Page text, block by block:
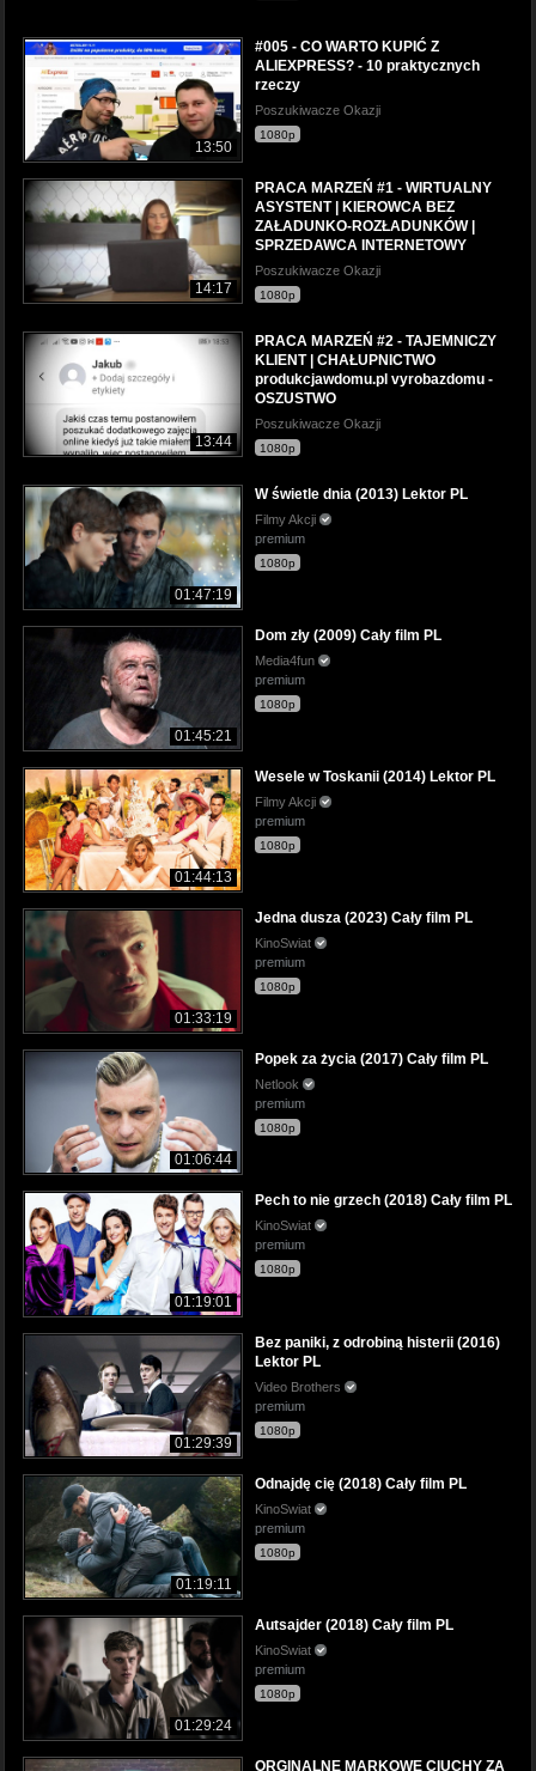
13:50
#005 - CO WARTO KUPIĆ Z
ALIEXPRESS? - 10 praktycznych
rzeczy
Poszukiwacze Okazji
1080p
14:17
PRACA MARZEŃ #1 - WIRTUALNY
ASYSTENT | KIEROWCA BEZ
ZAŁADUNKO-ROZŁADUNKÓW |
SPRZEDAWCA INTERNETOWY
Poszukiwacze Okazji
1080p
13:44
PRACA MARZEŃ #2 - TAJEMNICZY
KLIENT | CHAŁUPNICTWO
produkcjawdomu.pl vyrobazdomu -
OSZUSTWO
Poszukiwacze Okazji
1080p
01:47:19
W świetle dnia (2013) Lektor PL
Filmy Akcji
premium
1080p
01:45:21
Dom zły (2009) Cały film PL
Media4fun
premium
1080p
01:44:13
Wesele w Toskanii (2014) Lektor PL
Filmy Akcji
premium
1080p
01:33:19
Jedna dusza (2023) Cały film PL
KinoSwiat
premium
1080p
01:06:44
Popek za życia (2017) Cały film PL
Netlook
premium
1080p
01:19:01
Pech to nie grzech (2018) Cały film PL
KinoSwiat
premium
1080p
01:29:39
Bez paniki, z odrobiną histerii (2016)
Lektor PL
Video Brothers
premium
1080p
01:19:11
Odnajdę cię (2018) Cały film PL
KinoSwiat
premium
1080p
01:29:24
Autsajder (2018) Cały film PL
KinoSwiat
premium
1080p
ORGINALNE MARKOWE CIUCHY ZA